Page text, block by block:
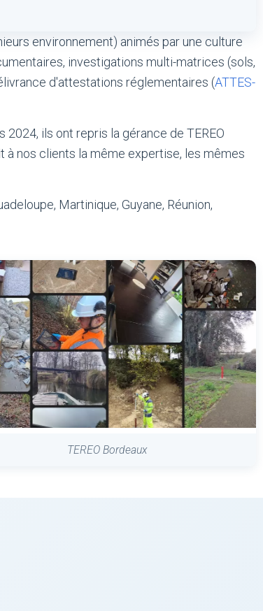
environnement) animés par une culture
investigations multi-matrices (sols,
d'attestations réglementaires (ATTES-
ils ont repris la gérance de TEREO
à nos clients la même expertise, les mêmes
Martinique, Guyane, Réunion,
TEREO Bordeaux